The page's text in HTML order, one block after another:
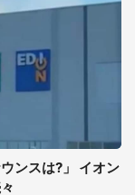
ンスは?」 イオン